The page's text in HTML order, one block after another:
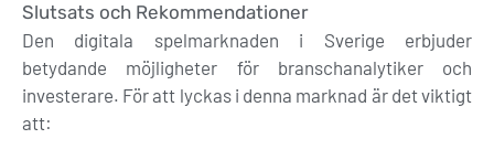
Slutsats och Rekommendationer
Den digitala spelmarknaden i Sverige erbjuder
betydande möjligheter för branschanalytiker och
investerare. För att lyckas i denna marknad är det viktigt
att: